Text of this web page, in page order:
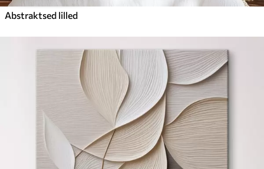
Abstraktsed lilled